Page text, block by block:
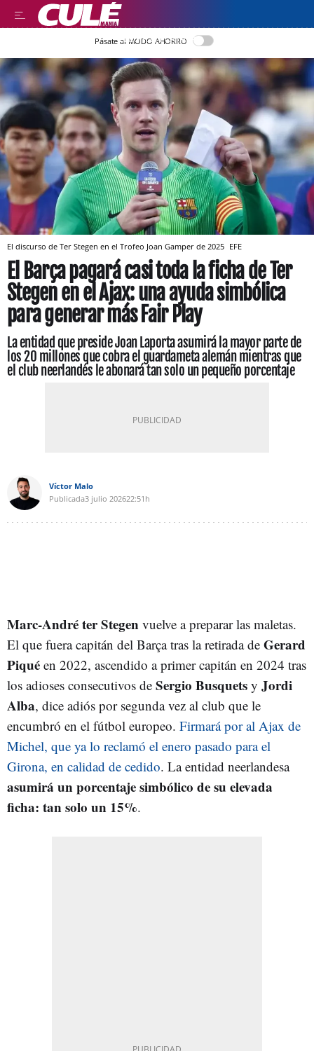
LLEGIR EN CATALÀ
Pásate al MODO AHORRO
El discurso de Ter Stegen en el Trofeo Joan Gamper de 2025 EFE
El Barça pagará casi toda la ficha de Ter
Stegen en el Ajax: una ayuda simbólica
para generar más Fair Play
La entidad que preside Joan Laporta asumirá la mayor parte de
los 20 millones que cobra el guardameta alemán mientras que
el club neerlandés le abonará tan solo un pequeño porcentaje
Víctor Malo
Publicada3 julio 202622:51h
Marc-André ter Stegen vuelve a preparar las maletas.
El que fuera capitán del Barça tras la retirada de Gerard
Piqué en 2022, ascendido a primer capitán en 2024 tras
los adioses consecutivos de Sergio Busquets y Jordi
Alba, dice adiós por segunda vez al club que le
encumbró en el fútbol europeo. Firmará por al Ajax de
Michel, que ya lo reclamó el enero pasado para el
Girona, en calidad de cedido. La entidad neerlandesa
asumirá un porcentaje simbólico de su elevada
ficha: tan solo un 15%.